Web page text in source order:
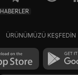
HABERLER
ÜRÜNÜMÜZÜ KEŞFEDİN